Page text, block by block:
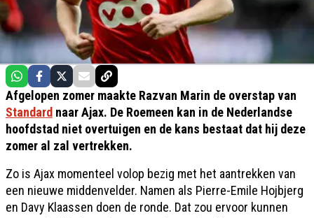
Afgelopen zomer maakte Razvan Marin de overstap van
Standard naar Ajax. De Roemeen kan in de Nederlandse
hoofdstad niet overtuigen en de kans bestaat dat hij deze
zomer al zal vertrekken.
Zo is Ajax momenteel volop bezig met het aantrekken van
een nieuwe middenvelder. Namen als Pierre-Emile Hojbjerg
en Davy Klaassen doen de ronde. Dat zou ervoor kunnen